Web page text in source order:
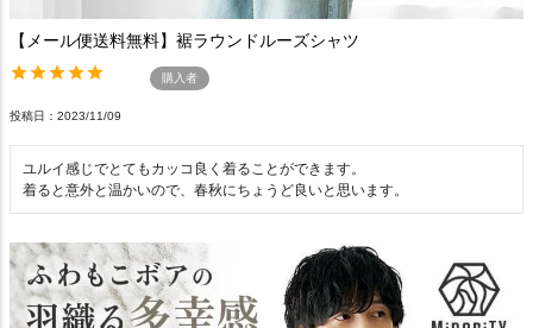
【メール便送料無料】裾ラウンドルーズシャツ
購入者
投稿日 2023/11/09
ユルイ感じでとてもカッコ良く着ることができます。